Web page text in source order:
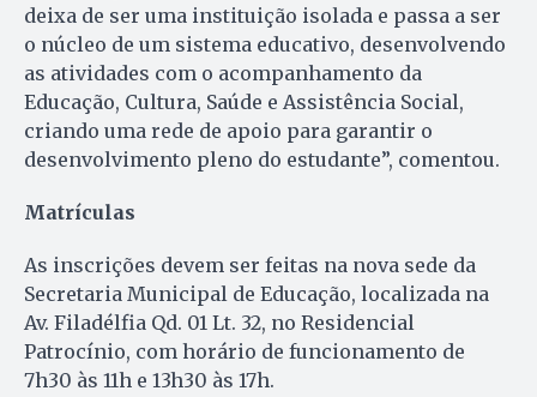
deixa de ser uma instituição isolada e passa a ser
o núcleo de um sistema educativo, desenvolvendo
as atividades com o acompanhamento da
Educação, Cultura, Saúde e Assistência Social,
criando uma rede de apoio para garantir o
desenvolvimento pleno do estudante”, comentou.
Matrículas
As inscrições devem ser feitas na nova sede da
Secretaria Municipal de Educação, localizada na
Av. Filadélfia Qd. 01 Lt. 32, no Residencial
Patrocínio, com horário de funcionamento de
7h30 às 11h e 13h30 às 17h.